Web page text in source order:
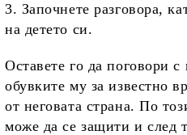
3. Започнете разговора,
на детето си.
Оставете го да поговори с
обувките му за известно
от неговата страна. По
може да се защити и след